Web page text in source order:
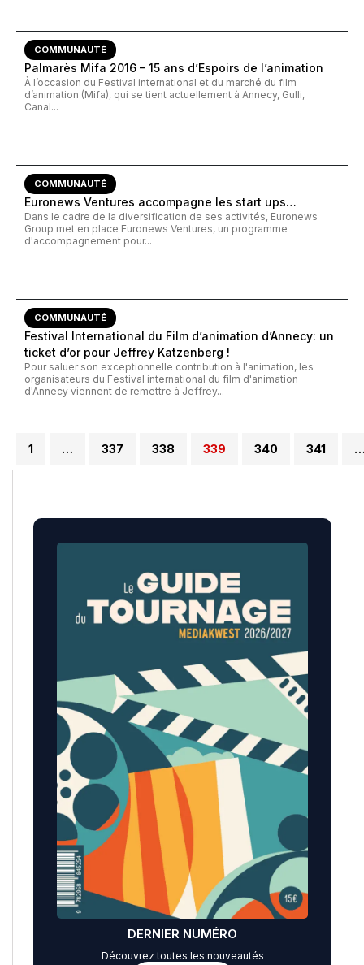
COMMUNAUTÉ
Palmarès Mifa 2016 – 15 ans d’Espoirs de l’animation
À l’occasion du Festival international et du marché du film
d’animation (Mifa), qui se tient actuellement à Annecy, Gulli,
Canal...
COMMUNAUTÉ
Euronews Ventures accompagne les start ups…
Dans le cadre de la diversification de ses activités, Euronews
Group met en place Euronews Ventures, un programme
d'accompagnement pour...
COMMUNAUTÉ
Festival International du Film d’animation d’Annecy: un
ticket d’or pour Jeffrey Katzenberg !
Pour saluer son exceptionnelle contribution à l'animation, les
organisateurs du Festival international du film d'animation
d'Annecy viennent de remettre à Jeffrey...
1 … 337 338 339 340 341
DERNIER NUMÉRO
Découvrez toutes les nouveautés